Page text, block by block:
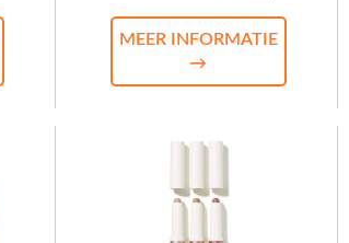
MEER INFORMATIE
→